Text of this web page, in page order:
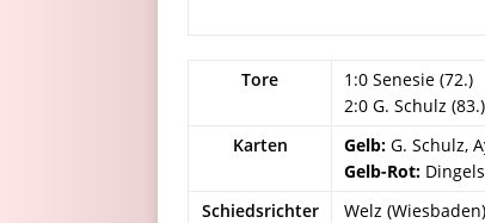
Tore
1:0 Senesie (72.)
2:0 G. Schulz (83.)
Karten
Gelb: G. Schulz,
Gelb-Rot:
Schiedsrichter
Welz (Wiesbaden)